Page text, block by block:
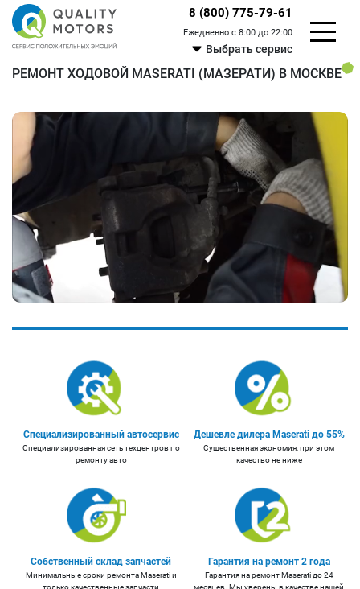
8 (800) 775-79-61
Ежедневно с 8:00 до 22:00
Выбрать сервис
РЕМОНТ ХОДОВОЙ MASERATI (МАЗЕРАТИ) В МОСКВЕ
Специализированный автосервис
Специализированная сеть техцентров по
ремонту авто
Дешевле дилера Maserati до 55%
Существенная экономия, при этом
качество не ниже
Собственный склад запчастей
Минимальные сроки ремонта Maserati и
только качественные запчасти
Гарантия на ремонт 2 года
Гарантия на ремонт Maserati до 24
месяцев. Мы уверены в качестве нашей